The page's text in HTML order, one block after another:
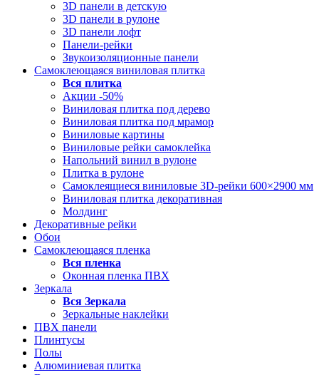
3D панели в детскую
3D панели в рулоне
3D панели лофт
Панели-рейки
Звукоизоляционные панели
Самоклеющаяся виниловая плитка
Вся плитка
Акции -50%
Виниловая плитка под дерево
Виниловая плитка под мрамор
Виниловые картины
Виниловые рейки самоклейка
Напольний винил в рулоне
Плитка в рулоне
Самоклеящиеся виниловые 3D‑рейки 600×2900 мм
Виниловая плитка декоративная
Молдинг
Декоративные рейки
Обои
Самоклеющаяся пленка
Вся пленка
Оконная пленка ПВХ
Зеркала
Вся Зеркала
Зеркальные наклейки
ПВХ панели
Плинтусы
Полы
Алюминиевая плитка